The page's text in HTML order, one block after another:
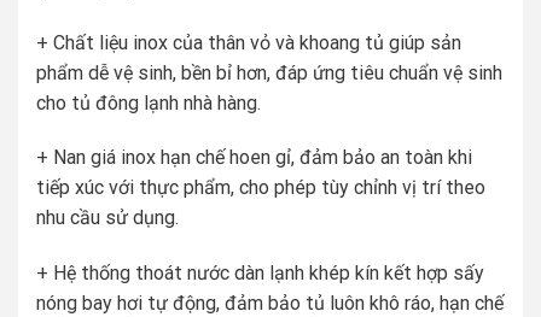
+ Chất liệu inox của thân vỏ và khoang tủ giúp sản
phẩm dễ vệ sinh, bền bỉ hơn, đáp ứng tiêu chuẩn vệ sinh
cho tủ đông lạnh nhà hàng.
+ Nan giá inox hạn chế hoen gỉ, đảm bảo an toàn khi
tiếp xúc với thực phẩm, cho phép tùy chỉnh vị trí theo
nhu cầu sử dụng.
+ Hệ thống thoát nước dàn lạnh khép kín kết hợp sấy
nóng bay hơi tự động, đảm bảo tủ luôn khô ráo, hạn chế